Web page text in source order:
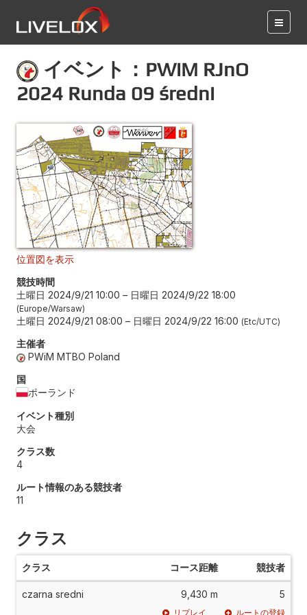
イベント：PWiM RJnO
2024 Runda 09 średni
位置図を表示
競技時間
土曜日 2024/9/21 10:00 – 日曜日 2024/9/22 18:00
Europe/Warsaw
土曜日 2024/9/21 08:00 – 日曜日 2024/9/22 16:00 Etc/UTC
主催者
PWiM MTBO Poland
国
ポーランド
イベント種別
大会
クラス数
4
ルート情報のある競技者
11
クラス
クラス コース距離 競技者
czarna sredni 9,430 m 5
リプレイ ルートの登録